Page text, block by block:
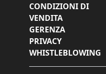
CONDIZIONI DI
VENDITA
GERENZA
PRIVACY
WHISTLEBLOWING